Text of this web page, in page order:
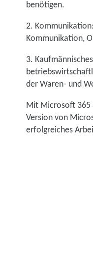
benötigen.
2.
Kommunikation,
3.
der Waren- und
Mit Microsoft 365
Version von
erfolgreiches